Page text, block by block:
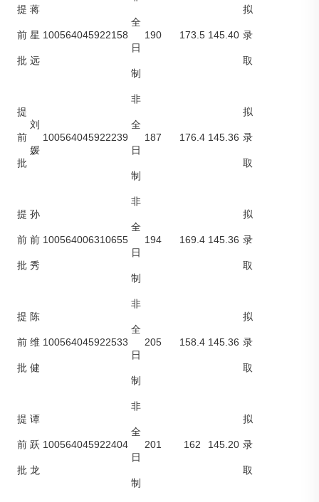
提
前
批
蒋
星
远
100564045922158
全
日
制
190 173.5 145.40
拟
录
取
提
前
批
刘
媛
100564045922239
非
全
日
制
187 176.4 145.36
拟
录
取
提
前
批
孙
前
秀
100564006310655
非
全
日
制
194 169.4 145.36
拟
录
取
提
前
批
陈
维
健
100564045922533
非
全
日
制
205 158.4 145.36
拟
录
取
提
前
批
谭
跃
龙
100564045922404
非
全
日
制
201 162 145.20
拟
录
取